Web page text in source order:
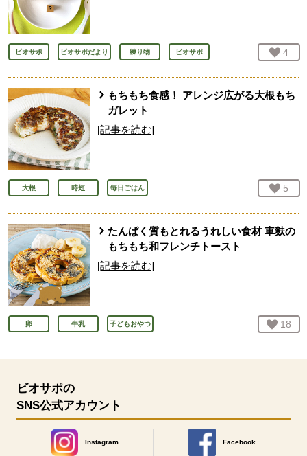
ビオサポ ビオサポだより 練り物 ビオサポ お気
4
もちもち食感！ アレンジ広がる大根もち
ガレット
[記事を読む]
大根 時短 毎日ごはん お気
5
たんぱく質もとれるうれしい食材 車麩の
もちもち和フレンチトースト
[記事を読む]
卵 牛乳 子どもおやつ お気
18
ビオサポの
SNS公式アカウント
Instagram
別のウィンドウで開きます。
Facebook